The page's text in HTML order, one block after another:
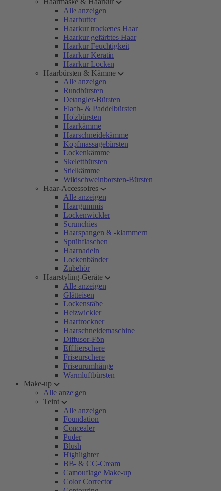
Haarmaske & Haarkur
Alle anzeigen
Haarbutter
Haarkur trockenes Haar
Haarkur gefärbtes Haar
Haarkur Feuchtigkeit
Haarkur Keratin
Haarkur Locken
Haarbürsten & Kämme
Alle anzeigen
Rundbürsten
Detangler-Bürsten
Flach- & Paddelbürsten
Holzbürsten
Haarkämme
Haarschneidekämme
Kopfmassagebürsten
Lockenkämme
Skelettbürsten
Stielkämme
Wildschweinborsten-Bürsten
Haar-Accessoires
Alle anzeigen
Haargummis
Lockenwickler
Scrunchies
Haarspangen & -klammern
Sprühflaschen
Haarnadeln
Lockenbänder
Zubehör
Haarstyling-Geräte
Alle anzeigen
Glätteisen
Lockenstäbe
Heizwickler
Haartrockner
Haarschneidemaschine
Diffusor-Fön
Effilierschere
Friseurschere
Friseurumhänge
Warmluftbürsten
Make-up
Alle anzeigen
Teint
Alle anzeigen
Foundation
Concealer
Puder
Blush
Highlighter
BB- & CC-Cream
Camouflage Make-up
Color Corrector